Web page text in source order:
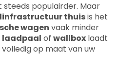
steeds populairder. Maar
thuisis het
wagen vaak minder
laadpaal of wallbox laadt
op maat van uw